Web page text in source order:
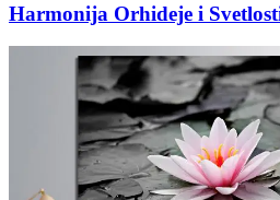
Harmonija Orhideje i